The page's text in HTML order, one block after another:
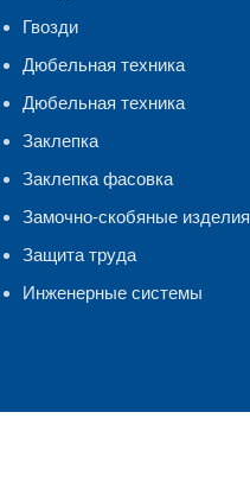
Гвозди
Дюбельная техника
Дюбельная техника
Заклепка
Заклепка фасовка
Замочно-скобяные изделия
Защита труда
Инженерные системы